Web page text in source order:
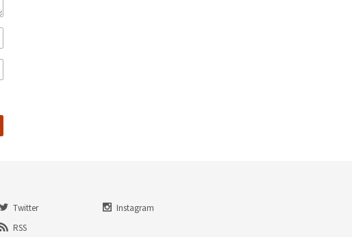
Twitter
Instagram
RSS